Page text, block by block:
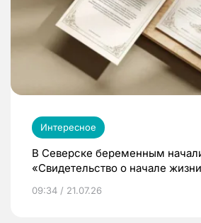
Интересное
В Северске беременным
«Свидетельство о начале
09:34 / 21.07.26